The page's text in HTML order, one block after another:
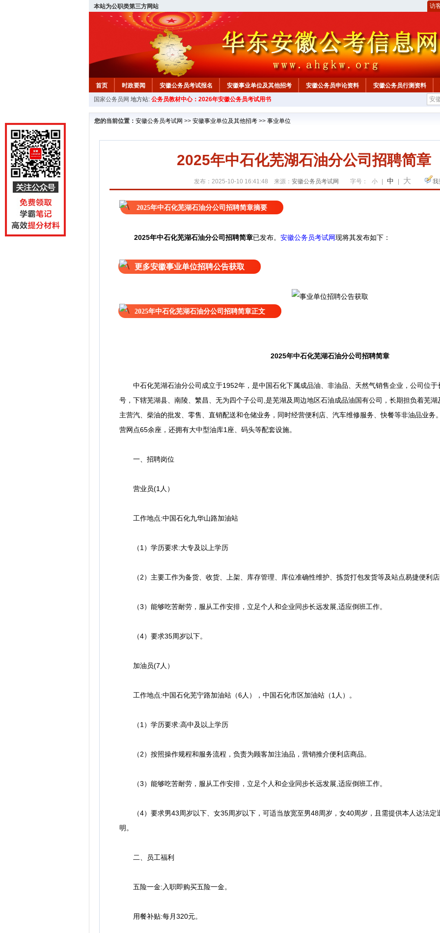
本站为公职类第三方网站 访
首页 时政要闻 安徽公务员考试报名 安徽事业单位及其他招考 安徽公务员申论资料 安徽公务员行测资料
安徽公务员行测试题 在线咨询 教材中心
国家公务员网 地方站: 公务员教材中心：2026年安徽公务员考试用书
您的当前位置： 安徽公务员考试网 >> 安徽事业单位及其他招考 >> 事业单位
2025年中石化芜湖石油分公司招聘简章
发布：2025-10-10 16:41:48 来源： 安徽公务员考试网 字号： 小 中 大 我
2025年中石化芜湖石油分公司招聘简章摘要
2025年中石化芜湖石油分公司招聘简章已发布。 安徽公务员考试网现将其发布如下：
更多安徽事业单位招聘公告获取
2025年中石化芜湖石油分公司招聘简章正文
2025年中石化芜湖石油分公司招聘简章
中石化芜湖石油分公司成立于1952年，是中国石化下属成品油、非油品、天然气销售企业，公司位于
号，下辖芜湖县、南陵、繁昌、无为四个子公司,是芜湖及周边地区石油成品油国有公司，长期担负着芜
主营汽、柴油的批发、零售、直销配送和仓储业务，同时经营便利店、汽车维修服务、快餐等非油品业务
营网点65余座，还拥有大中型油库1座、码头等配套设施。
一、招聘岗位
营业员(1人）
工作地点:中国石化九华山路加油站
（1）学历要求:大专及以上学历
（2）主要工作为备货、收货、上架、库存管理、库位准确性维护、拣货打包发货等及站点易捷便利店
（3）能够吃苦耐劳，服从工作安排，立足个人和企业同步长远发展,适应倒班工作。
（4）要求35周岁以下。
加油员(7人）
工作地点:中国石化芜宁路加油站（6人），中国石化市区加油站（1人）。
（1）学历要求:高中及以上学历
（2）按照操作规程和服务流程，负责为顾客加注油品，营销推介便利店商品。
（3）能够吃苦耐劳，服从工作安排，立足个人和企业同步长远发展,适应倒班工作。
（4）要求男43周岁以下、女35周岁以下，可适当放宽至男48周岁，女40周岁，且需提供本人达法定
明。
二、员工福利
五险一金:入职即购买五险一金。
用餐补贴:每月320元。